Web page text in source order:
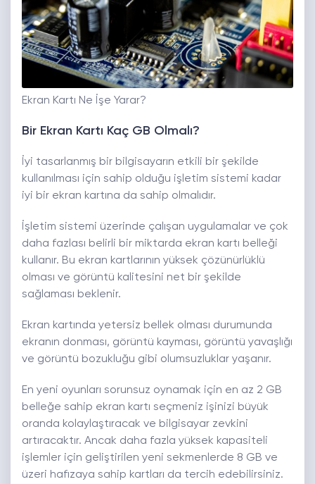
Ekran Kartı Ne İşe Yarar?
Bir Ekran Kartı Kaç GB Olmalı?
İyi tasarlanmış bir bilgisayarın etkili bir şekilde
kullanılması için sahip olduğu işletim sistemi kadar
iyi bir ekran kartına da sahip olmalıdır.
İşletim sistemi üzerinde çalışan uygulamalar ve çok
daha fazlası belirli bir miktarda ekran kartı belleği
kullanır. Bu ekran kartlarının yüksek çözünürlüklü
olması ve görüntü kalitesini net bir şekilde
sağlaması beklenir.
Ekran kartında yetersiz bellek olması durumunda
ekranın donması, görüntü kayması, görüntü yavaşlığı
ve görüntü bozukluğu gibi olumsuzluklar yaşanır.
En yeni oyunları sorunsuz oynamak için en az 2 GB
belleğe sahip ekran kartı seçmeniz işinizi büyük
oranda kolaylaştıracak ve bilgisayar zevkini
artıracaktır. Ancak daha fazla yüksek kapasiteli
işlemler için geliştirilen yeni sekmenlerde 8 GB ve
üzeri hafızaya sahip kartları da tercih edebilirsiniz.